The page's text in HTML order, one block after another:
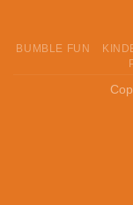
BUMBLE FUN